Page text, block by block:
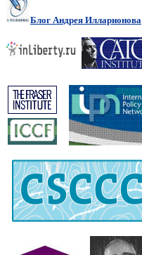
Блог Андрея Илларионова